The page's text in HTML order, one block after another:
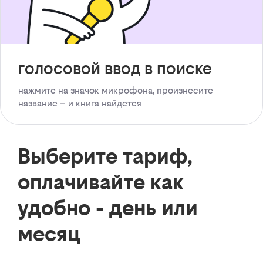
голосовой ввод в поиске
нажмите на значок микрофона, произнесите
название – и книга найдется
Выберите тариф,
оплачивайте как
удобно - день или
месяц